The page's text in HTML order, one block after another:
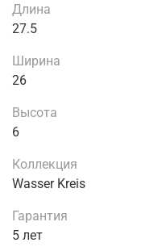
Длина
27.5
Ширина
26
Высота
6
Коллекция
Wasser Kreis
Гарантия
5 лет